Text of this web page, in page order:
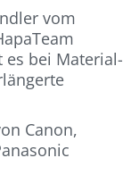
vom
es bei Material-
Canon,